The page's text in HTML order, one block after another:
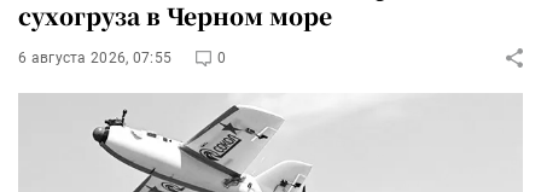
сухогруза в Черном море
6 августа 2026, 07:55 0